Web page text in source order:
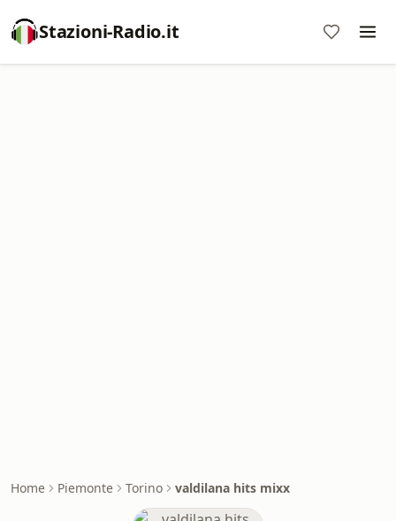
Stazioni-Radio.it
Home Piemonte Torino valdilana hits mixx